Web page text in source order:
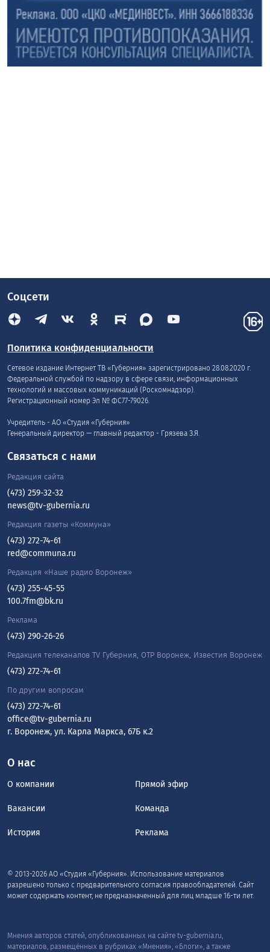
Соцсети
Политика конфиденциальности
Сетевое издание Интернет ТВ «Губерния» зарегистрировано 28.08.2020 г.
Федеральной службой по надзору в сфере связи, информационных
технологий и массовых коммуникаций (Роскомнадзор).
Регистрационный номер Эл № ФС77-79026.
Учредитель - АО «Студия «Губерния»
Генеральный директор — главный редактор - Грязева З.Я.
О нас
О компании Прямой эфир
Вакансии Команда
История Реклама
© 2013-2026 АО «Студия «Губерния». Использование материалов
разрешено только с предварительного согласия правообладателей. Сайт
может содержать контент, не предназначенный для лиц младше 16-ти лет.
Связаться с нами
Редакция сайта
(473) 259-32-32
news@tv-gubernia.ru
Редакция газеты «Коммуна»
(473) 272-74-61
red@communa.ru
Редакция «Наше радио Воронеж»
(473) 255-45-55
100.7fm@bk.ru
Реклама
(473) 290-26-26
Редакция телеканалов TV Губерния, ОТР Воронеж, Известия Воронеж
(473) 272-74-61
По другим вопросам
(473) 272-74-61
office@tv-gubernia.ru
г. Воронеж, ул. Карла Маркса, 67Б к.2
Мнения авторов статей, опубликованных на сайте tv-gubernia.ru,
материалов, размещённых в рубриках «Мнения», «Блоги», а также